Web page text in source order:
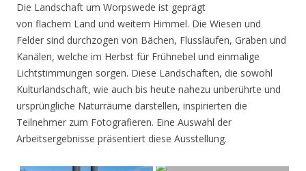
Die Landschaft um Worpswede ist geprägt
von flachem Land und weitem Himmel. Die Wiesen und
Felder sind durchzogen von Bächen, Flussläufen, Gräben und
Kanälen, welche im Herbst für Frühnebel und einmalige
Lichtstimmungen sorgen. Diese Landschaften, die sowohl
Kulturlandschaft, wie auch bis heute nahezu unberührte und
ursprüngliche Naturräume darstellen, inspirierten die
Teilnehmer zum Fotografieren. Eine Auswahl der
Arbeitsergebnisse präsentiert diese Ausstellung.